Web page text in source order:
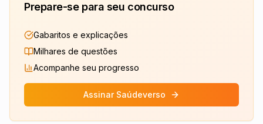
Prepare-se para seu concurso
Gabaritos e explicações
Milhares de questões
Acompanhe seu progresso
Assinar Saúdeverso